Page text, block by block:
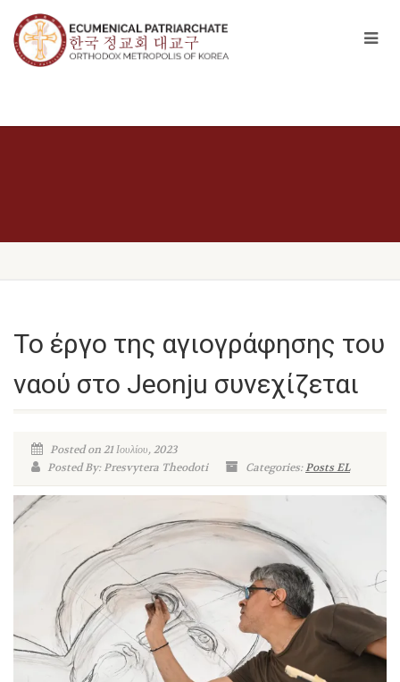
Το έργο της αγιογράφησης του
ναού στο Jeonju συνεχίζεται
Posted on 21 Ιουλίου, 2023
Posted By: Presvytera Theodoti
Categories:Posts EL